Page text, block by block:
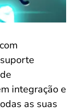
integração e
as suas